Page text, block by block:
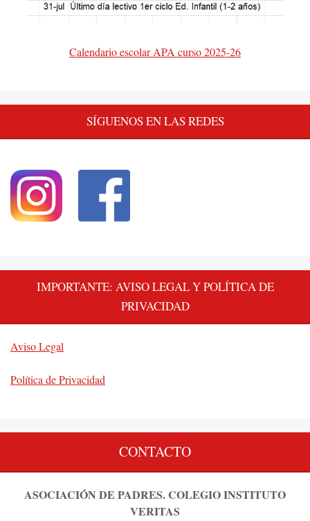
Calendario escolar APA curso 2025-26
SÍGUENOS EN LAS REDES
IMPORTANTE: AVISO LEGAL Y POLÍTICA DE
PRIVACIDAD
Aviso Legal
Política de Privacidad
CONTACTO
ASOCIACIÓN DE PADRES. COLEGIO INSTITUTO
VERITAS